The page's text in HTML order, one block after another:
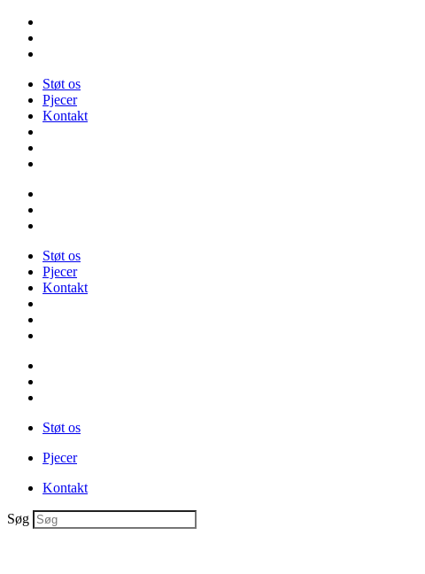
Videre
indhold
Støt os
Pjecer
Kontakt
Støt os
Pjecer
Kontakt
Støt os
Pjecer
Kontakt
Søg